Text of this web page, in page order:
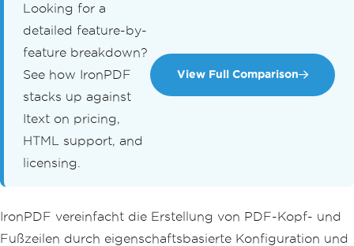
Looking for a
detailed feature-by-
feature breakdown?
See how IronPDF
stacks up against
Itext on pricing,
HTML support, and
licensing.
View Full Comparison
IronPDF vereinfacht die Erstellung von PDF-Kopf- und
Fußzeilen durch eigenschaftsbasierte Konfiguration und